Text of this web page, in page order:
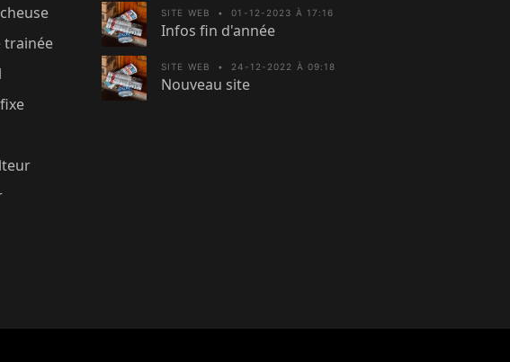
trainée
SITE WEB • 01-12-2023 À 17:16
Infos fin d'année
SITE WEB • 24-12-2022 À 09:18
Nouveau site